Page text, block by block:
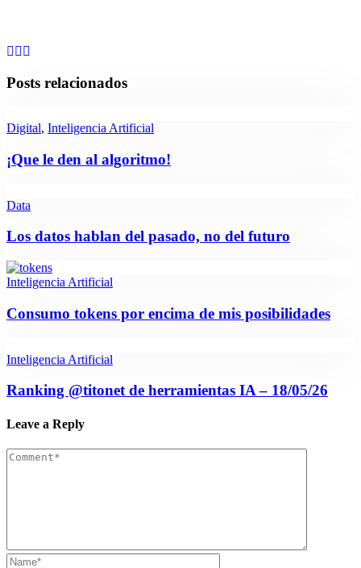
Posts relacionados
Digital, Inteligencia Artificial
¡Que le den al algoritmo!
Data
Los datos hablan del pasado, no del futuro
Inteligencia Artificial
Consumo tokens por encima de mis posibilidades
Inteligencia Artificial
Ranking @titonet de herramientas IA – 18/05/26
Leave a Reply